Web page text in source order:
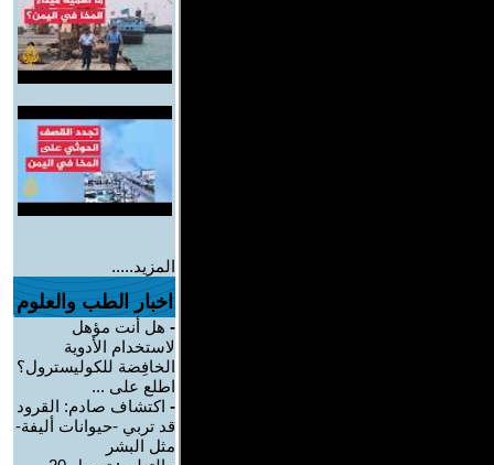
المزيد.....
اخبار الطب والعلوم
- هل أنت مؤهل
لاستخدام الأدوية
الخافِضة للكوليسترول؟
اطلع على ...
- اكتشاف صادم: القرود
قد تربي -حيوانات أليفة-
مثل البشر